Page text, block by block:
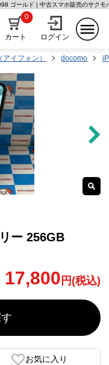
ゴールド | 中古スマホ販売のサクモ
カート
0
ログイン
イフォン） docomo
ー 256GB
17,800 円(税込)
お気に入り